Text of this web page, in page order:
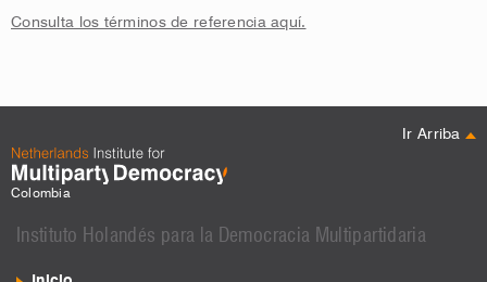
Consulta los términos de referencia aquí.
Ir Arriba
Colombia
Instituto Holandés para la Democracia Multipartidaria